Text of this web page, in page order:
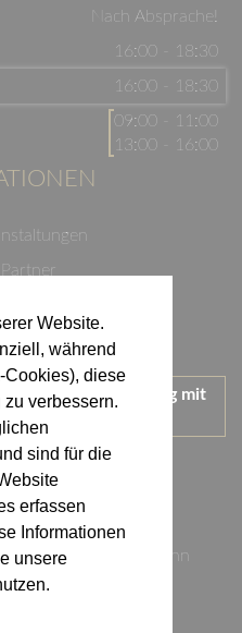
Website.
während
Cookies), diese
verbessern.
sind für die
erfassen
Informationen
unsere
Nach Absprache!
16:00 - 18:30
16:00 - 18:30
09:00 - 11:00
13:00 - 16:00
Umgang mit
& Hengerer
23-25, 74074 Heilbronn
hengerer.de